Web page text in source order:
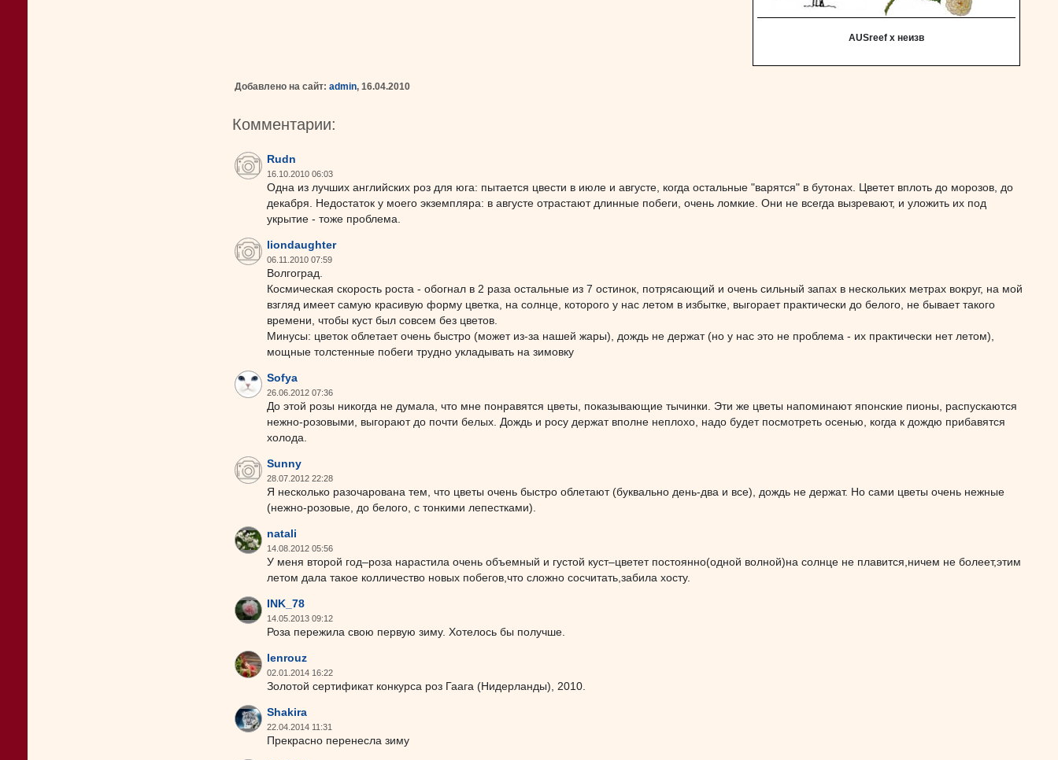
AUSreef х неизв
Добавлено на сайт: admin, 16.04.2010
Комментарии:
Rudn
16.10.2010 06:03
Одна из лучших английских роз для юга: пытается цвести в июле и августе, когда остальные "варятся" в бутонах. Цветет вплоть до морозов, до
декабря. Недостаток у моего экземпляра: в августе отрастают длинные побеги, очень ломкие. Они не всегда вызревают, и уложить их под
укрытие - тоже проблема.
liondaughter
06.11.2010 07:59
Волгоград.
Космическая скорость роста - обогнал в 2 раза остальные из 7 остинок, потрясающий и очень сильный запах в нескольких метрах вокруг, на мой
взгляд имеет самую красивую форму цветка, на солнце, которого у нас летом в избытке, выгорает практически до белого, не бывает такого
времени, чтобы куст был совсем без цветов.
Минусы: цветок облетает очень быстро (может из-за нашей жары), дождь не держат (но у нас это не проблема - их практически нет летом),
мощные толстенные побеги трудно укладывать на зимовку
Sofya
26.06.2012 07:36
До этой розы никогда не думала, что мне понравятся цветы, показывающие тычинки. Эти же цветы напоминают японские пионы, распускаются
нежно-розовыми, выгорают до почти белых. Дождь и росу держат вполне неплохо, надо будет посмотреть осенью, когда к дождю прибавятся
холода.
Sunny
28.07.2012 22:28
Я несколько разочарована тем, что цветы очень быстро облетают (буквально день-два и все), дождь не держат. Но сами цветы очень нежные
(нежно-розовые, до белого, с тонкими лепестками).
natali
14.08.2012 05:56
У меня второй год–роза нарастила очень объемный и густой куст–цветет постоянно(одной волной)на солнце не плавится,ничем не болеет,этим
летом дала такое колличество новых побегов,что сложно сосчитать,забила хосту.
INK_78
14.05.2013 09:12
Роза пережила свою первую зиму. Хотелось бы получше.
lenrouz
02.01.2014 16:22
Золотой сертификат конкурса роз Гаага (Нидерланды), 2010.
Shakira
22.04.2014 11:31
Прекрасно перенесла зиму